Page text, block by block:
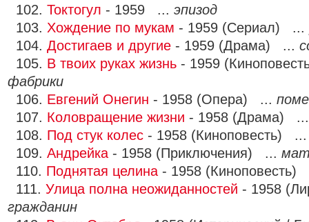
102. Токтогул - 1959 ... эпизод
103. Хождение по мукам - 1959 (Сериал) ...
104. Достигаев и другие - 1959 (Драма) ...
105. В твоих руках жизнь - 1959
фабрики
106. Евгений Онегин - 1958 (Опера) ...
107. Коловращение жизни - 1958 (Драма)
108. Под стук колес - 1958 (Киноповесть)
109. Андрейка - 1958 (Приключения) ...
110. Поднятая целина - 1958
111. Улица полна неожиданностей - 1958
гражданин